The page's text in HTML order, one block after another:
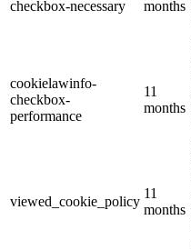
checkbox-necessary
months
cookielawinfo-
checkbox-
performance
11
months
viewed_cookie_policy
11
months